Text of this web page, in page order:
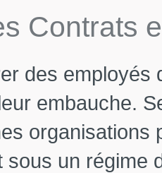
Contrats
des
embauche.
organisations
sous un régime